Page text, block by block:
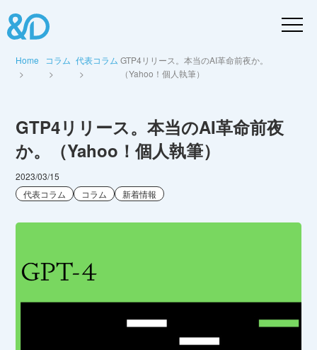
Home コラム 代表コラム GTP4リリース。本当のAI革命前夜か。
（Yahoo！個人執筆）
GTP4リリース。本当のAI革命前夜
か。（Yahoo！個人執筆）
2023/03/15
代表コラム
コラム 新着情報